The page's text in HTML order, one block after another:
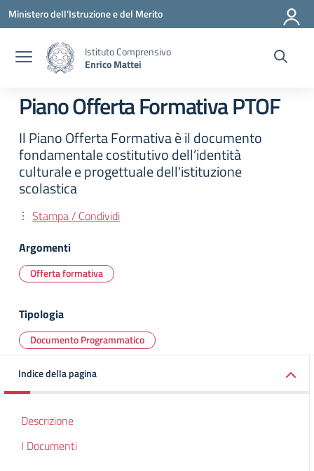
Vai ai contenuti
Vai al menu di navigazione
Vai al footer
Ministero dell'Istruzione e del Merito
Istituto Comprensivo
Enrico Mattei
Piano Offerta Formativa PTOF
Il Piano Offerta Formativa è il documento
fondamentale costitutivo dell’identità
culturale e progettuale dell'istituzione
scolastica
Stampa / Condividi
Argomenti
Offerta formativa
Tipologia
Documento Programmatico
Indice della pagina
Descrizione
I Documenti